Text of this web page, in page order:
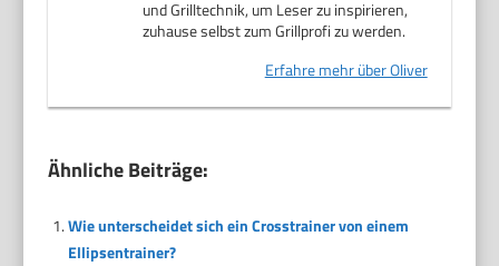
und Grilltechnik, um Leser zu inspirieren,
zuhause selbst zum Grillprofi zu werden.
Erfahre mehr über Oliver
Ähnliche Beiträge:
Wie unterscheidet sich ein Crosstrainer von einem
Ellipsentrainer?